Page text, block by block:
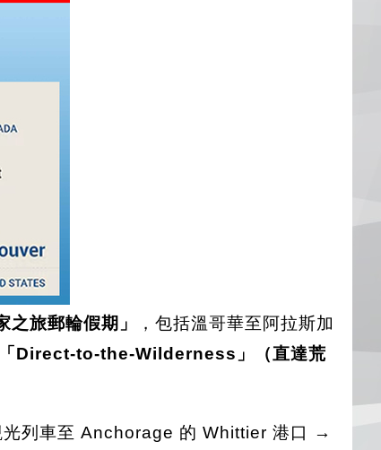
旅郵輪假期」
，包括溫哥華至阿拉斯加
「Direct-to-the-Wilderness」（直達荒
列車至 Anchorage 的 Whittier 港口 →